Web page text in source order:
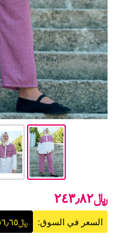
﷼٢٤٣٫٨٢
السعر في السوق: ﷼٢٥٦٫٦٥